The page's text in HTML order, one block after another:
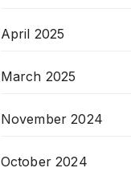
April 2025
March 2025
November 2024
October 2024